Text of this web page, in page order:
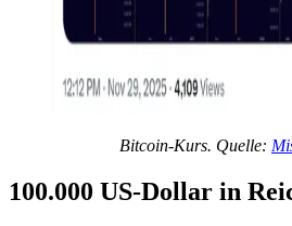
Bitcoin-Kurs. Quelle:
100.000 US-Dollar in